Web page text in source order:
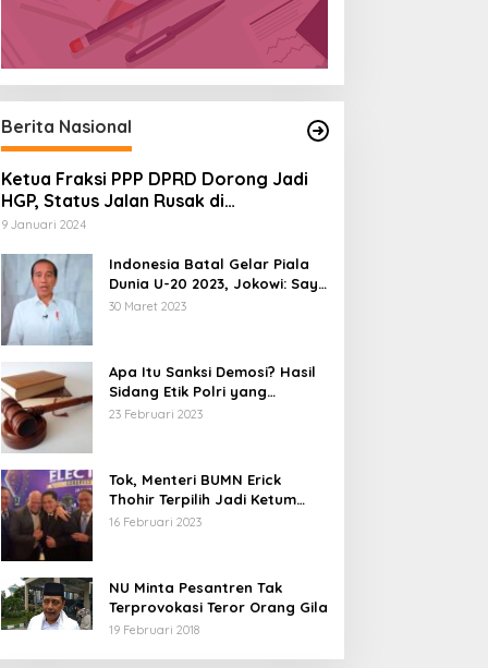
Berita Nasional
Ketua Fraksi PPP DPRD Dorong Jadi
HGP, Status Jalan Rusak di
Tegalbuleud Sukabumi yang Viral
9 Januari 2024
Indonesia Batal Gelar Piala
Dunia U-20 2023, Jokowi: Saya
Juga Kecewa dan Sedih
30 Maret 2023
Apa Itu Sanksi Demosi? Hasil
Sidang Etik Polri yang
Diterima Bharada E
23 Februari 2023
Tok, Menteri BUMN Erick
Thohir Terpilih Jadi Ketum
PSSI.
16 Februari 2023
NU Minta Pesantren Tak
Terprovokasi Teror Orang Gila
19 Februari 2018